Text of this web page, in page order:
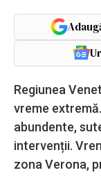
Regiunea
vreme
abundente,
intervenții.
zona Verona,